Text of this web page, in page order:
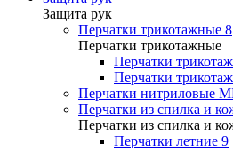
Защита рук
Перчатки трикотажные 8
Перчатки трикотажные
Перчатки
Перчатки
Перчатки нитриловые
Перчатки из спилка и
Перчатки из спилка и
Перчатки летние 9